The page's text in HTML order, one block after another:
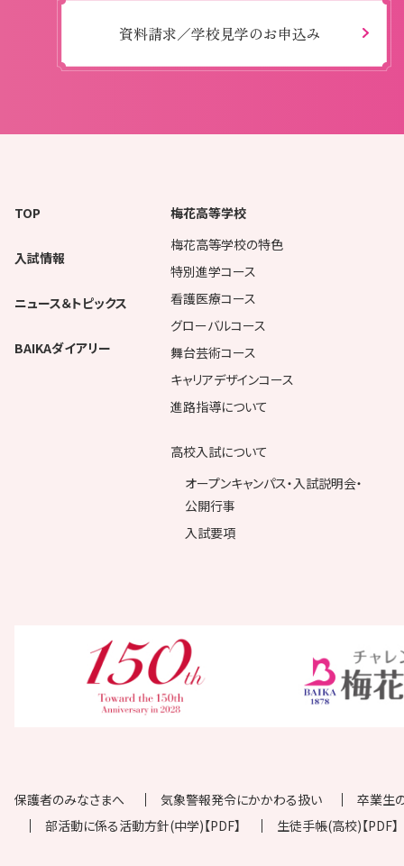
資料請求／学校見学のお申込み
TOP
入試情報
ニュース＆トピックス
BAIKAダイアリー
梅花高等学校
梅花高等学校の特色
特別進学コース
看護医療コース
グローバルコース
舞台芸術コース
キャリアデザインコース
進路指導について
高校入試について
オープンキャンパス・入試説明会・
公開行事
入試要項
保護者のみなさまへ 気象警報発令にかかわる扱い
卒業生
部活動に係る活動方針(中学)【PDF】
生徒手帳(高校)【PDF】